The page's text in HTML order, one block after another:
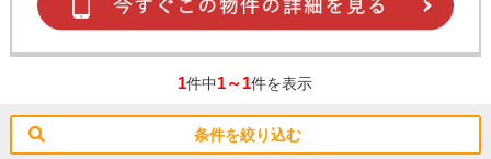
お知らせ
来店予約
1件中1～1件を表示
条件を絞り込む